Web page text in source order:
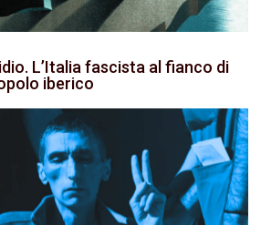
L’Italia fascista al fianco di
iberico